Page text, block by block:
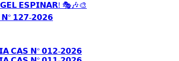
𝗘𝗦𝗣𝗜𝗡𝗔𝗥! 🎭🎶🎨
𝟭𝟮𝟳-𝟮𝟬𝟮𝟲
𝗖𝗔𝗦 𝗡° 𝟬𝟭𝟮-𝟮𝟬𝟮𝟲